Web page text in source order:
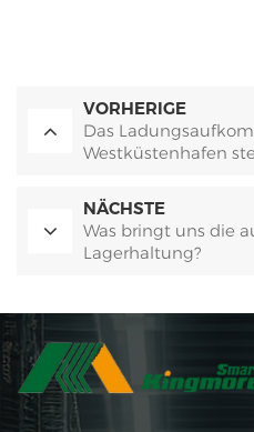
VORHERIGE
Das
Westküstenhafen
NÄCHSTE
Was bringt uns die
Lagerhaltung?